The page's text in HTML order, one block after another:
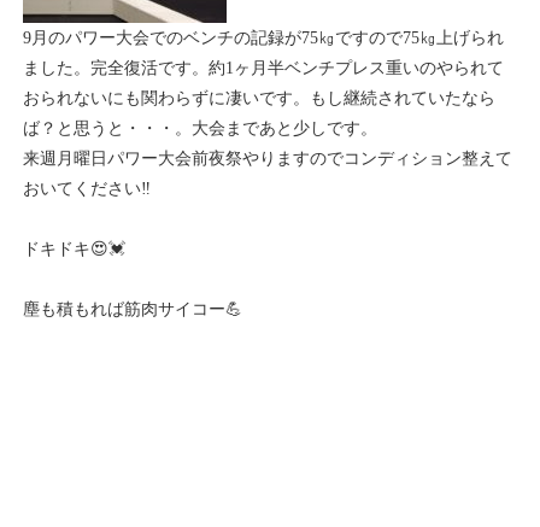
9月のパワー大会でのベンチの記録が75㎏ですので75㎏上げられ
ました。完全復活です。約1ヶ月半ベンチプレス重いのやられて
おられないにも関わらずに凄いです。もし継続されていたなら
ば？と思うと・・・。大会まであと少しです。
来週月曜日パワー大会前夜祭やりますのでコンディション整えて
おいてください‼️
ドキドキ😍💓
塵も積もれば筋肉サイコー💪